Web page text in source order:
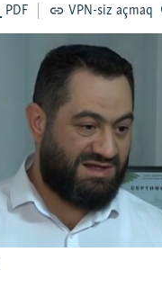
KITABXANASI
STANDARTLARIMIZ
ISTIFADƏ
TELEFONUNUZDA
saytları
PDF VPN-siz açmaq